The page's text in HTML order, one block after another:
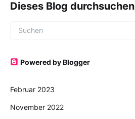
Dieses Blog durchsuchen
Powered by Blogger
Februar 2023
November 2022